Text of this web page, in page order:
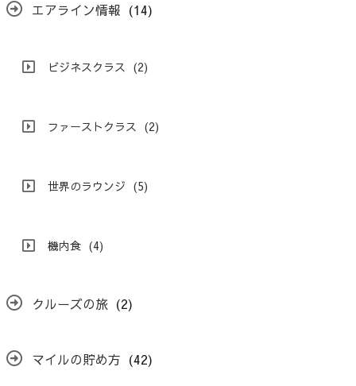
エアライン情報 (14)
ビジネスクラス (2)
ファーストクラス (2)
世界のラウンジ (5)
機内食 (4)
クルーズの旅 (2)
マイルの貯め方 (42)